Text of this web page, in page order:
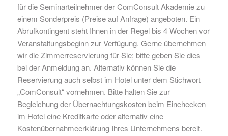
für die Seminarteilnehmer der ComConsult Akademie zu
einem Sonderpreis (Preise auf Anfrage) angeboten. Ein
Abrufkontingent steht Ihnen in der Regel bis 4 Wochen vor
Veranstaltungsbeginn zur Verfügung. Gerne übernehmen
wir die Zimmerreservierung für Sie; bitte geben Sie dies
bei der Anmeldung an. Alternativ können Sie die
Reservierung auch selbst im Hotel unter dem Stichwort
„ComConsult“ vornehmen. Bitte halten Sie zur
Begleichung der Übernachtungskosten beim Einchecken
im Hotel eine Kreditkarte oder alternativ eine
Kostenübernahmeerklärung Ihres Unternehmens bereit.